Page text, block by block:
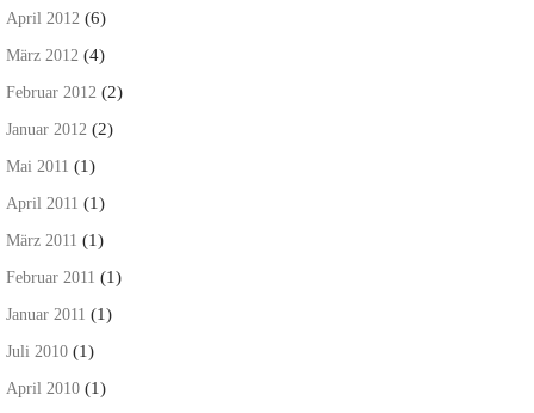
April 2012 (6)
März 2012 (4)
Februar 2012 (2)
Januar 2012 (2)
Mai 2011 (1)
April 2011 (1)
März 2011 (1)
Februar 2011 (1)
Januar 2011 (1)
Juli 2010 (1)
April 2010 (1)